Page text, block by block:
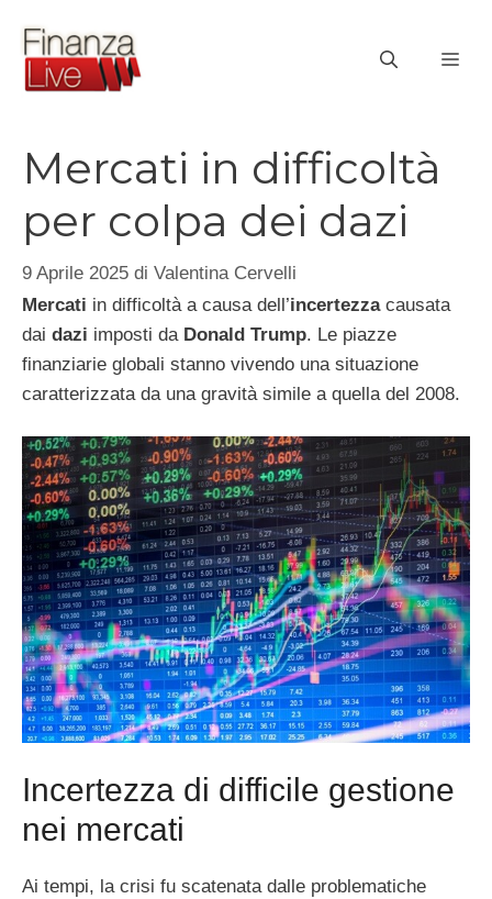
contenuto
Mercati in difficoltà
per colpa dei dazi
9 Aprile 2025 di Valentina Cervelli
Mercati in difficoltà a causa dell’incertezzacausata
dai dazi imposti da Donald Trump. Le piazze
finanziarie globali stanno vivendo una situazione
caratterizzata da una gravità simile a quella del 2008.
Incertezza di difficile gestione
nei mercati
Ai tempi, la crisi fu scatenata dalle problematiche